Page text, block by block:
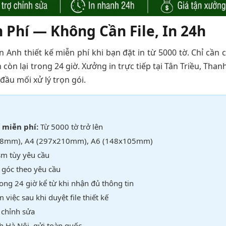
Phí — Không Cần File, In 24h
thiết kế miễn phí khi bạn đặt in từ 5000 tờ. Chỉ cần
lại trong 24 giờ. Xưởng in trực tiếp tại Tân Triều,
mối xử lý trọn gói.
phí: Từ 5000 tờ trở lên
A4 (297x210mm), A6 (148x105mm)
tùy yêu cầu
theo yêu cầu
24 giờ kể từ khi nhận đủ thông tin
việc sau khi duyệt file thiết kế
sửa